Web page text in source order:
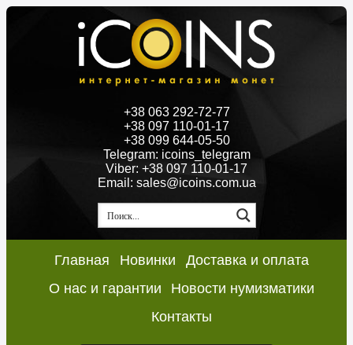
+38 063 292-72-77
+38 097 110-01-17
+38 099 644-05-50
Telegram: icoins_telegram
Viber: +38 097 110-01-17
Email: sales@icoins.com.ua
Главная Новинки
Доставка и оплата
О нас и гарантии
Новости нумизматики
Контакты